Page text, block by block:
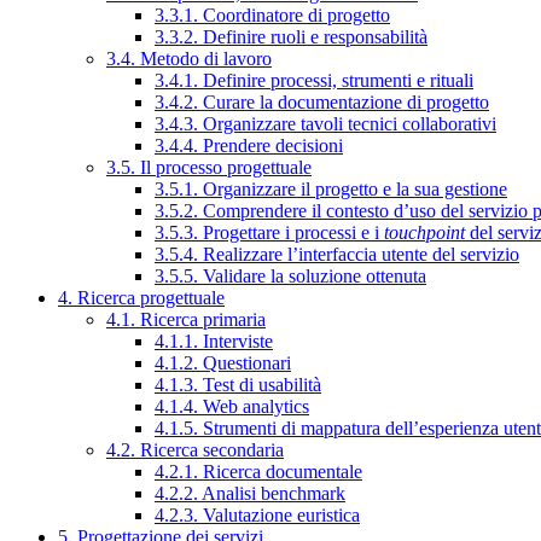
3.3.1. Coordinatore di progetto
3.3.2. Definire ruoli e responsabilità
3.4. Metodo di lavoro
3.4.1. Definire processi, strumenti e rituali
3.4.2. Curare la documentazione di progetto
3.4.3. Organizzare tavoli tecnici collaborativi
3.4.4. Prendere decisioni
3.5. Il processo progettuale
3.5.1. Organizzare il progetto e la sua gestione
3.5.2. Comprendere il contesto d’uso del servizio
3.5.3. Progettare i processi e i touchpointdel
3.5.4. Realizzare l’interfaccia utente del servizio
3.5.5. Validare la soluzione ottenuta
4. Ricerca progettuale
4.1. Ricerca primaria
4.1.1. Interviste
4.1.2. Questionari
4.1.3. Test di usabilità
4.1.4. Web analytics
4.1.5. Strumenti di mappatura dell’esperienza
4.2. Ricerca secondaria
4.2.1. Ricerca documentale
4.2.2. Analisi benchmark
4.2.3. Valutazione euristica
5. Progettazione dei servizi